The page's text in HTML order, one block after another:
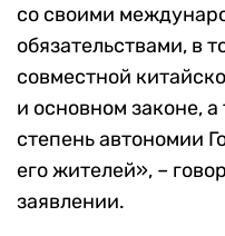
со своими
обязательствами, в
совместной
и основном законе,
степень автономии
его жителей», –
заявлении.